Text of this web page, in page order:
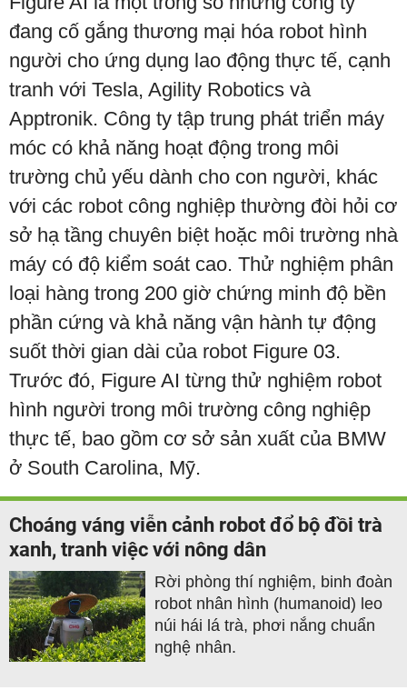
đang cố gắng thương mại hóa robot hình
người cho ứng dụng lao động thực tế, cạnh
tranh với Tesla, Agility Robotics và
Apptronik. Công ty tập trung phát triển máy
móc có khả năng hoạt động trong môi
trường chủ yếu dành cho con người, khác
với các robot công nghiệp thường đòi hỏi cơ
sở hạ tầng chuyên biệt hoặc môi trường nhà
máy có độ kiểm soát cao. Thử nghiệm phân
loại hàng trong 200 giờ chứng minh độ bền
phần cứng và khả năng vận hành tự động
suốt thời gian dài của robot Figure 03.
Trước đó, Figure AI từng thử nghiệm robot
hình người trong môi trường công nghiệp
thực tế, bao gồm cơ sở sản xuất của BMW
ở South Carolina, Mỹ.
Choáng váng viễn cảnh robot đổ bộ đồi trà
xanh, tranh việc với nông dân
Rời phòng thí nghiệm, binh đoàn
robot nhân hình (humanoid) leo
núi hái lá trà, phơi nắng chuẩn
nghệ nhân.